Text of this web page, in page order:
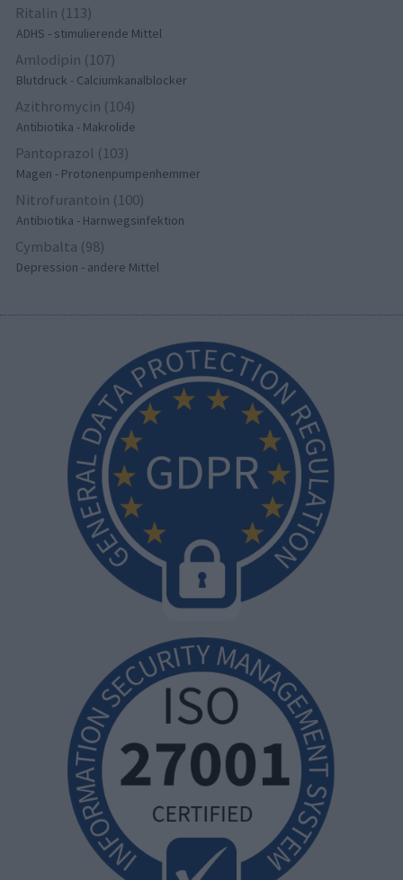
Ritalin (113)
ADHS - stimulierende Mittel
Amlodipin (107)
Blutdruck - Calciumkanalblocker
Azithromycin (104)
Antibiotika - Makrolide
Pantoprazol (103)
Magen - Protonenpumpenhemmer
Nitrofurantoin (100)
Antibiotika - Harnwegsinfektion
Cymbalta (98)
Depression - andere Mittel